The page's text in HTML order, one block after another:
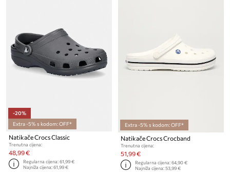
-20%
Extra -5% s kodom: OFF*
Natikače Crocs Classic
Trenutna cijena:
48,99 €
Regularna cijena:61,99 €
Najniža cijena:61,99 €
Extra -5% s kodom: OFF*
Natikače Crocs Crocband
Trenutna cijena:
51,99 €
Regularna cijena:64,90 €
Najniža cijena:53,99 €